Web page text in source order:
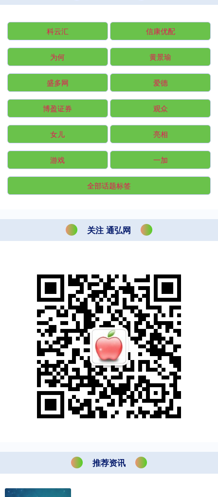
科云汇 信康优配
为何 黄景瑜
盛多网 爱德
博盈证券 观众
女儿 亮相
游戏 一加
全部话题标签
关注 通弘网
推荐资讯